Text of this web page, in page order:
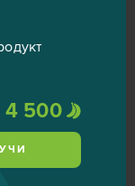
4 500